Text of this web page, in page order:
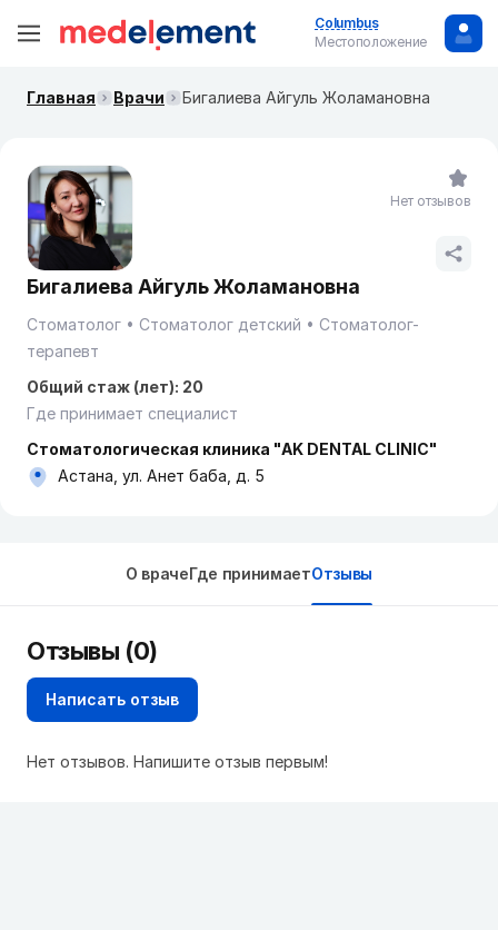
Columbus
Местоположение
Главная Врачи Бигалиева Айгуль Жоламановна
Бигалиева Айгуль Жоламановна
Стоматолог Стоматолог детский
Стоматолог-
терапевт
Общий стаж (лет): 20
Где принимает специалист
Стоматологическая клиника "AK DENTAL CLINIC"
Астана, ул. Анет баба, д. 5
Нет отзывов
О врачеГде принимаетОтзывы
Отзывы (0)
Написать отзыв
Нет отзывов. Напишите отзыв первым!